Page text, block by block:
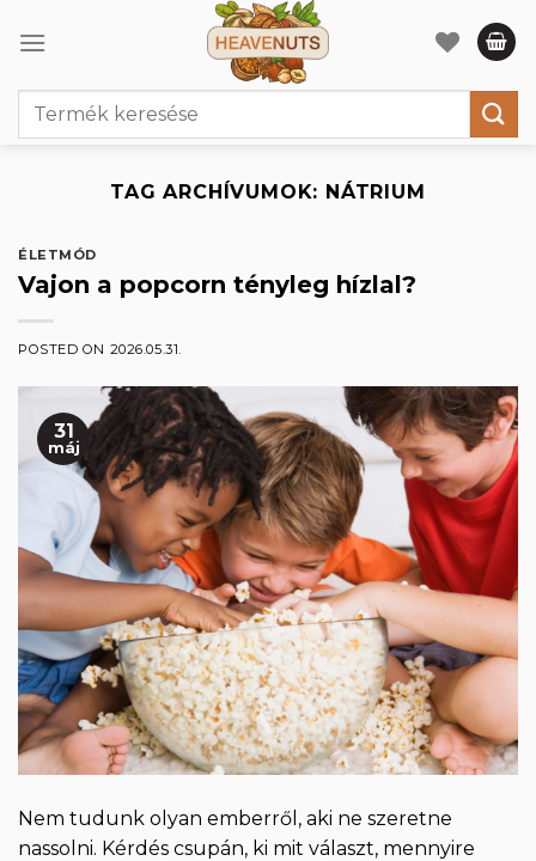
Keresés
TAG ARCHÍVUMOK: NÁTRIUM
ÉLETMÓD
Vajon a popcorn tényleg hízlal?
POSTED ON 2026.05.31.
31
máj
Nem tudunk olyan emberről, aki ne szeretne
nassolni. Kérdés csupán, ki mit választ, mennyire